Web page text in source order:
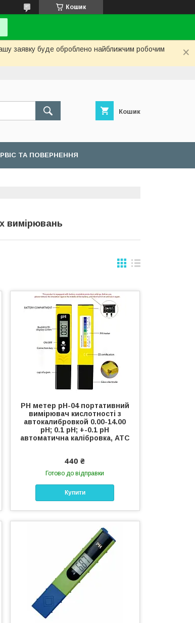
Кошик
заявку буде оброблено найближчим робочим
Кошик
ТА ПОВЕРНЕННЯ
вимірювань
РН метер рН-04 портативний
вимірювач кислотності з
автокалибровкой 0.00-14.00
рН; 0.1 рН; +-0.1 рН
автоматична калібровка, ATC
440 ₴
Готово до відправки
Купити